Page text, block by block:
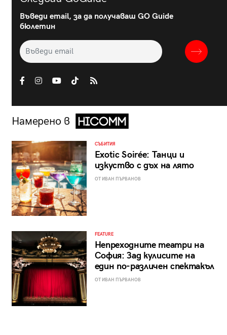
Въведи email, за да получаваш GO Guide
бюлетин
Намерено в
СЪБИТИЯ
Exotic Soirée: Танци и
изкуство с дъх на лято
ОТ ИВАН ПЪРВАНОВ
FEATURE
Непреходните театри на
София: Зад кулисите на
един по-различен спектакъл
ОТ ИВАН ПЪРВАНОВ